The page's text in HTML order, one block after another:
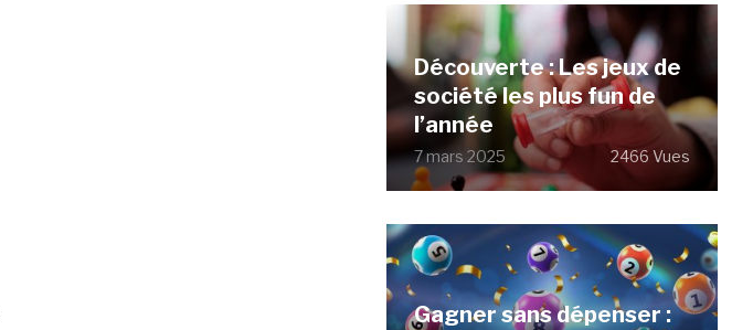
Découverte : Les jeux de
société les plus fun de
l’année
7 mars 2025 2466 Vues
Gagner sans dépenser :